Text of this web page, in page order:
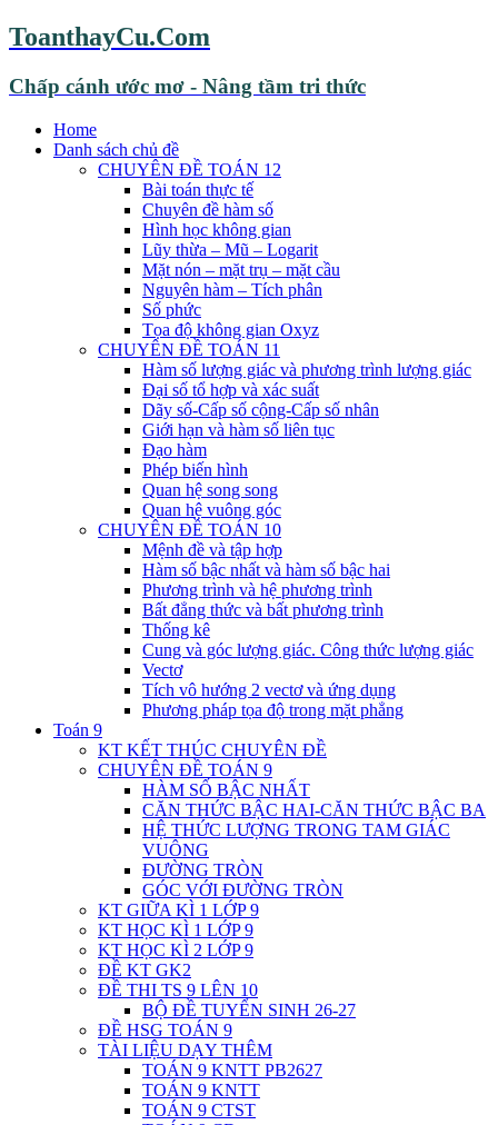
ToanthayCu.Com
Chấp cánh ước mơ - Nâng tầm tri thức
Home
Danh sách chủ đề
CHUYÊN ĐỀ TOÁN 12
Bài toán thực tế
Chuyên đề hàm số
Hình học không gian
Lũy thừa – Mũ – Logarit
Mặt nón – mặt trụ – mặt cầu
Nguyên hàm – Tích phân
Số phức
Tọa độ không gian Oxyz
CHUYÊN ĐỀ TOÁN 11
Hàm số lượng giác và phương trình lượng giác
Đại số tổ hợp và xác suất
Dãy số-Cấp số cộng-Cấp số nhân
Giới hạn và hàm số liên tục
Đạo hàm
Phép biến hình
Quan hệ song song
Quan hệ vuông góc
CHUYÊN ĐỀ TOÁN 10
Mệnh đề và tập hợp
Hàm số bậc nhất và hàm số bậc hai
Phương trình và hệ phương trình
Bất đẳng thức và bất phương trình
Thống kê
Cung và góc lượng giác. Công thức lượng giác
Vectơ
Tích vô hướng 2 vectơ và ứng dụng
Phương pháp tọa độ trong mặt phẳng
Toán 9
KT KẾT THÚC CHUYÊN ĐỀ
CHUYÊN ĐỀ TOÁN 9
HÀM SỐ BẬC NHẤT
CĂN THỨC BẬC HAI-CĂN THỨC BẬC BA
HỆ THỨC LƯỢNG TRONG TAM GIÁC
VUÔNG
ĐƯỜNG TRÒN
GÓC VỚI ĐƯỜNG TRÒN
KT GIỮA KÌ 1 LỚP 9
KT HỌC KÌ 1 LỚP 9
KT HỌC KÌ 2 LỚP 9
ĐỀ KT GK2
ĐỀ THI TS 9 LÊN 10
BỘ ĐỀ TUYỂN SINH 26-27
ĐỀ HSG TOÁN 9
TÀI LIỆU DẠY THÊM
TOÁN 9 KNTT PB2627
TOÁN 9 KNTT
TOÁN 9 CTST